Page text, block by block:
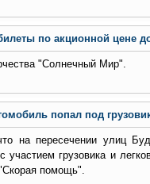
по акционной цене
"Солнечный Мир".
попал под
на пересечении улиц
участием грузовика и
помощь".